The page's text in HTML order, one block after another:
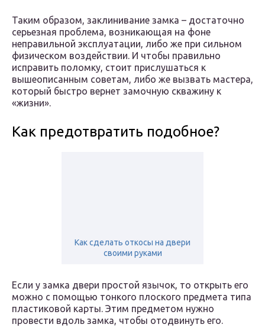
Таким образом, заклинивание замка – достаточно
серьезная проблема, возникающая на фоне
неправильной эксплуатации, либо же при сильном
физическом воздействии. И чтобы правильно
исправить поломку, стоит прислушаться к
вышеописанным советам, либо же вызвать мастера,
который быстро вернет замочную скважину к
«жизни».
Как предотвратить подобное?
Как сделать откосы на двери
своими руками
Если у замка двери простой язычок, то открыть его
можно с помощью тонкого плоского предмета типа
пластиковой карты. Этим предметом нужно
провести вдоль замка, чтобы отодвинуть его.